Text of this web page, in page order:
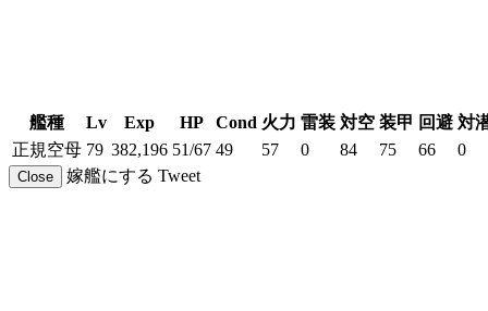
艦種 Lv Exp HP Cond 火力 雷装 対空 装甲 回避 対
正規空母 79 382,196 51/67 49 57 0 84 75 66 0
Close 嫁艦にする Tweet